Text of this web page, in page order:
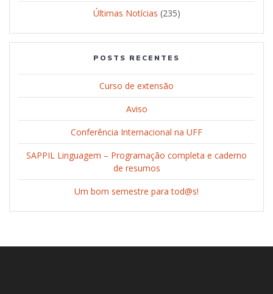
Últimas Notícias (235)
POSTS RECENTES
Curso de extensão
Aviso
Conferência Internacional na UFF
SAPPIL Linguagem – Programação completa e caderno
de resumos
Um bom semestre para tod@s!